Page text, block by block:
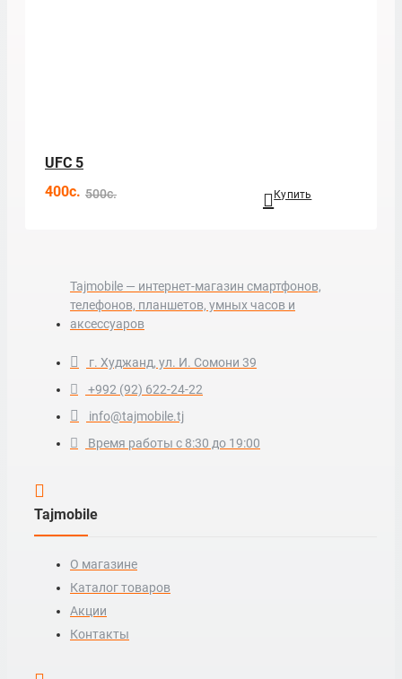
UFC 5
400c. 500c. Купить
Tajmobile — интернет-магазин смартфонов,
телефонов, планшетов, умных часов и
аксессуаров
г. Худжанд, ул. И. Сомони 39
+992 (92) 622-24-22
info@tajmobile.tj
Время работы с 8:30 до 19:00
Tajmobile
О магазине
Каталог товаров
Акции
Контакты